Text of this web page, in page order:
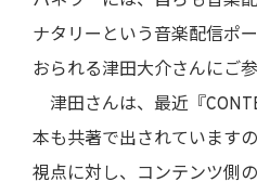
ナタリーという音楽配信ポ
おられる津田大介さんにご
津田さんは、最近『
本も共著で出されています
視点に対し、コンテンツ側